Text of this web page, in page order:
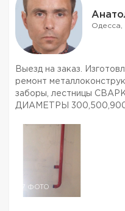
Одесса,
Выезд на заказ.
ремонт
заборы, лестницы
ДИАМЕТРЫ
7 ФОТО